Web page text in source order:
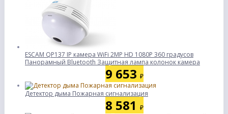
ESCAM QP137 IP камера WiFi 2MP HD 1080P 360 градусов
Панорамный Bluetooth Защитная лампа колонок камера
9 653 ₽
Детектор дыма Пожарная сигнализация
8 581 ₽